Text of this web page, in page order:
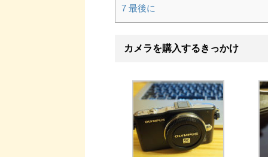
7 最後に
カメラを購入するきっかけ